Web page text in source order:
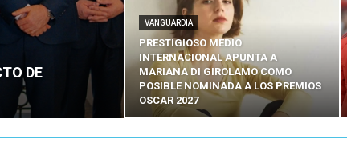
DE
VANGUARDIA
PRESTIGIOSO MEDIO
INTERNACIONAL APUNTA A
MARIANA DI GIROLAMO COMO
POSIBLE NOMINADA A LOS PREMIOS
OSCAR 2027